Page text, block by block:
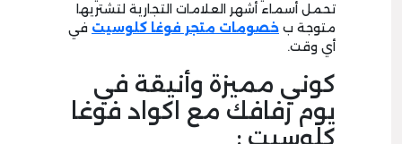
تحمل أسماء أشهر العلامات التجارية لتشتريها
متوجة ب خصومات متجر فوغا كلوسيت في
أي وقت.
كوني مميزة وأنيقة في
يوم زفافك مع اكواد فوغا
كلوسيت :